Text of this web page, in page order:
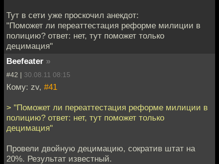
Тут в сети уже проскочил анекдот:
"Поможет ли переаттестация реформе милиции в
полицию? ответ: нет, тут поможет только
децимация"
Beefeater »
#42 | 30.08.11 08:15
Кому: zv, #41
> "Поможет ли переаттестация реформе милиции в
полицию? ответ: нет, тут поможет только
децимация"
Провели двойную децимацию, сократив штат на
20%. Результат известный.